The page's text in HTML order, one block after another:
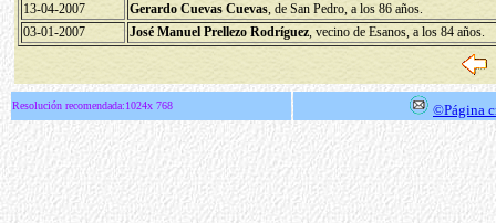
13-04-2007
Gerardo Cuevas Cuevas, de San Pedro, a los 86 años.
03-01-2007
José Manuel Prellezo Rodríguez, vecino de Esanos, a los 84 años.
Resolución recomendada:1024x 768 ©Página